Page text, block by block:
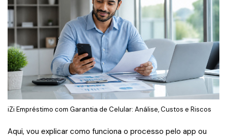
iZi Empréstimo com Garantia de Celular: Análise, Custos e Riscos
Aqui, vou explicar como funciona o processo pelo app ou